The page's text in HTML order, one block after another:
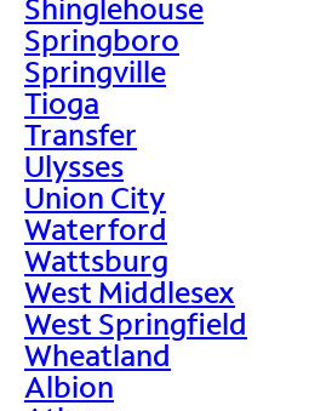
Shinglehouse
Springboro
Springville
Tioga
Transfer
Ulysses
Union City
Waterford
Wattsburg
West Middlesex
West Springfield
Wheatland
Albion